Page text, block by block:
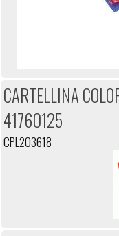
CARTELLINA
41760125
CPL203618